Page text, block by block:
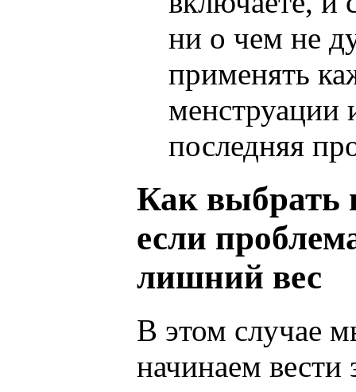
ни о чем не
применять
менструации
последняя
Как выбрать
если
лишний вес
В этом случае
начинаем